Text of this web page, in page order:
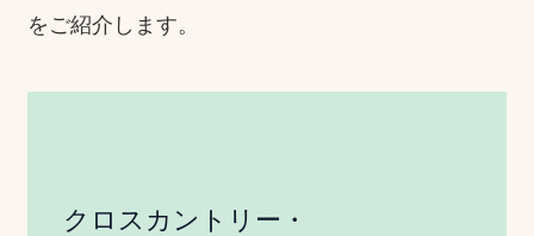
をご紹介します。
クロスカントリー・